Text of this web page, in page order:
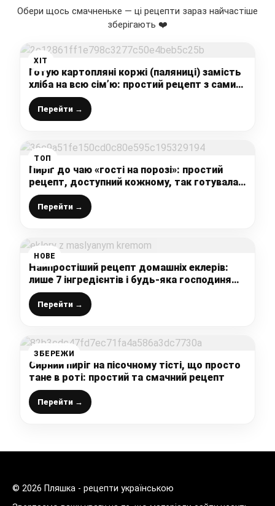
Обери щось смачненьке — ці рецепти зараз найчастіше
зберігають ❤️
ХІТ
Готую картопляні коржі (паляниці) замість
хліба на всю сім’ю: простий рецепт з самих
звичайних продуктів (без молока і яєць)
Перейти →
ТОП
Пиріг до чаю «гості на порозі»: простий
рецепт, доступний кожному, так готувала
ще моя бабуся – все змішала і в духовку
Перейти →
НОВЕ
Найпростіший рецепт домашніх еклерів:
лише 7 інгредієнтів і будь-яка господиня
приготує ці ідеальні тістечка
Перейти →
ЗБЕРЕЖИ
Сирний пиріг на пісочному тісті, що просто
тане в роті: простий та смачний рецепт
Перейти →
© 2026 Пляшка - рецепти українською